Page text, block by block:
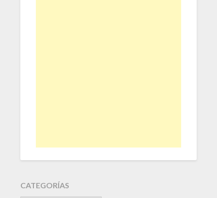
CATEGORÍAS